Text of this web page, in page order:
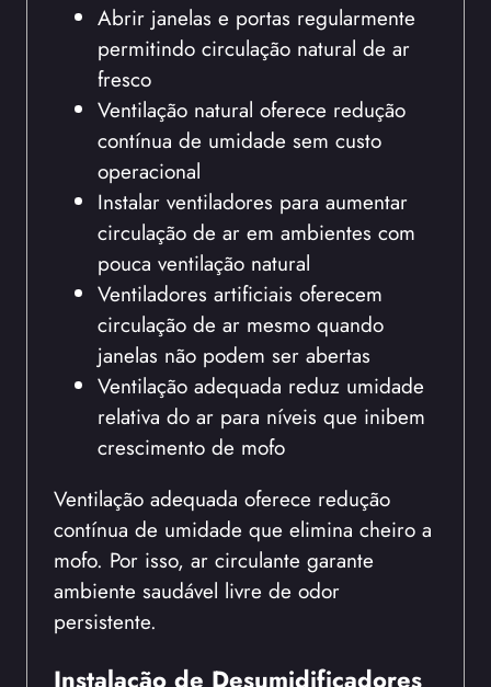
Abrir janelas e portas regularmente
permitindo circulação natural de ar
fresco
Ventilação natural oferece redução
contínua de umidade sem custo
operacional
Instalar ventiladores para aumentar
circulação de ar em ambientes com
pouca ventilação natural
Ventiladores artificiais oferecem
circulação de ar mesmo quando
janelas não podem ser abertas
Ventilação adequada reduz umidade
relativa do ar para níveis que inibem
crescimento de mofo
Ventilação adequada oferece redução
contínua de umidade que elimina cheiro a
mofo. Por isso, ar circulante garante
ambiente saudável livre de odor
persistente.
Instalação de Desumidificadores